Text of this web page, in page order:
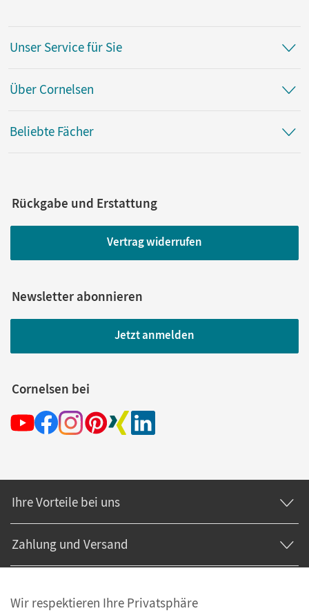
Unser Service für Sie
Über Cornelsen
Beliebte Fächer
Rückgabe und Erstattung
Vertrag widerrufen
Newsletter abonnieren
Jetzt anmelden
Cornelsen bei
Ihre Vorteile bei uns
Zahlung und Versand
Wir respektieren Ihre Privatsphäre